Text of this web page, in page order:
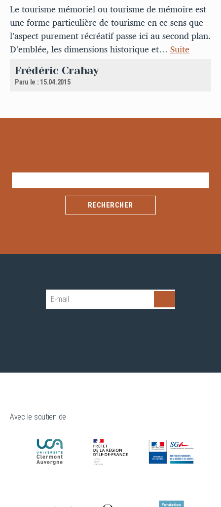
Le tourisme mémoriel ou tourisme de mémoire est
une forme particulière de tourisme en ce sens que
l’aspect purement récréatif passe ici au second plan.
D’emblée, les dimensions historique et… Suite
Frédéric Crahay
Paru le : 15.04.2015
Avec le soutien de